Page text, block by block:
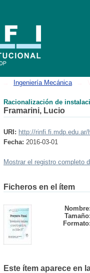
Ingeniería Mecánica
Racionalización de
Framarini, Lucio
URI: http://rinfi.fi.mdp.edu.ar/
Fecha: 2016-03-01
Mostrar el registro completo
Ficheros en el ítem
Este ítem aparece en